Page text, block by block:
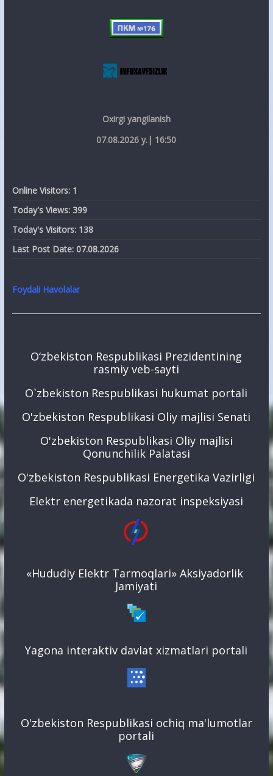
Oxirgi yangilanish
07.08.2026 y.| 16:50
Online Visitors: 1
Today's Views: 399
Today's Visitors: 138
Last Post Date: 07.08.2026
Foydali Havolalar
O‘zbekiston Respublikasi Prezidentining
rasmiy veb-sayti
O`zbekiston Respublikasi hukumat portali
O'zbekiston Respublikasi Oliy majlisi Senati
O'zbekiston Respublikasi Oliy majlisi
Qonunchilik Palatasi
O'zbekiston Respublikasi Energetika Vazirligi
Elektr energetikada nazorat inspeksiyasi
«Hududiy Elektr Tarmoqlari» Aksiyadorlik
Jamiyati
Yagona interaktiv davlat xizmatlari portali
O'zbekiston Respublikasi ochiq ma'lumotlar
portali